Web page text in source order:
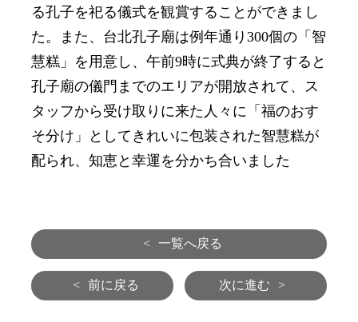
る孔子を祀る儀式を観賞することができまし
た。また、台北孔子廟は例年通り300個の「智
慧糕」を用意し、午前9時に式典が終了すると
孔子廟の儀門までのエリアが開放されて、ス
タッフから受け取りに来た人々に「福のおす
そ分け」としてきれいに包装された智慧糕が
配られ、知恵と幸運を分かち合いました
< 一覧へ戻る
< 前に戻る 次に進む >